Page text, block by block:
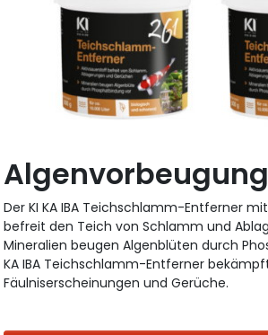
Algenvorbeugung
Der KI KA IBA Teichschlamm-Entferner
befreit den Teich von Schlamm und
Mineralien beugen Algenblüten durch
KA IBA Teichschlamm-Entferner
Fäulniserscheinungen und Gerüche.